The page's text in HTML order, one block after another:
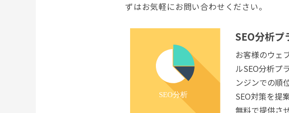
ずはお気軽にお問い合わせください。
SEO分析
お客様のウェ
ルSEO分析プ
ンジンでの順
SEO対策を提
無料で提供さ